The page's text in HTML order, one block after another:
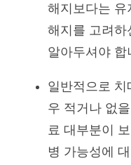
해지보다는 유
해지를 고려하
알아두셔야 합
일반적으로 치
우 적거나 없
료 대부분이
병 가능성에